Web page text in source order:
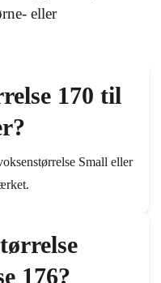
eller
170 til
Small eller
176?